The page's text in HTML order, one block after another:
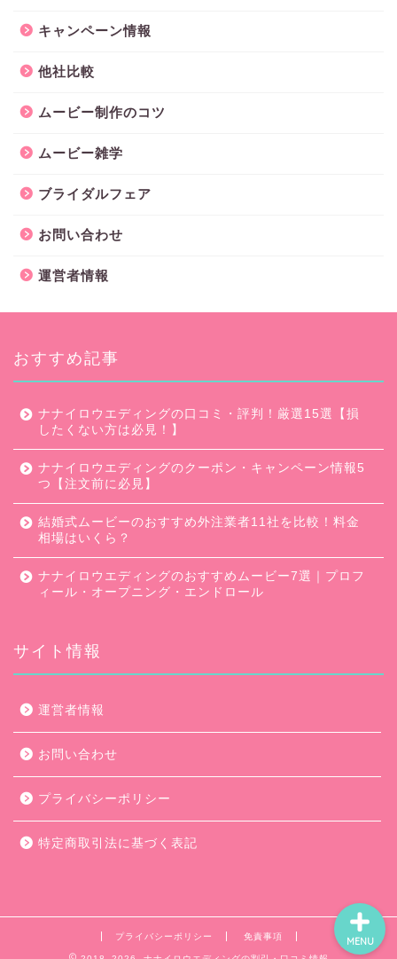
キャンペーン情報
他社比較
ムービー制作のコツ
ムービー雑学
ブライダルフェア
お問い合わせ
運営者情報
おすすめ記事
ナナイロウエディングの口コミ・評判！厳選15選【損
したくない方は必見！】
ナナイロウエディングのクーポン・キャンペーン情報5
つ【注文前に必見】
結婚式ムービーのおすすめ外注業者11社を比較！料金
相場はいくら？
ナナイロウエディングのおすすめムービー7選｜プロフ
ィール・オープニング・エンドロール
サイト情報
運営者情報
お問い合わせ
プライバシーポリシー
特定商取引法に基づく表記
プライバシーポリシー 免責事項 MENU
ムービー制作のコツ